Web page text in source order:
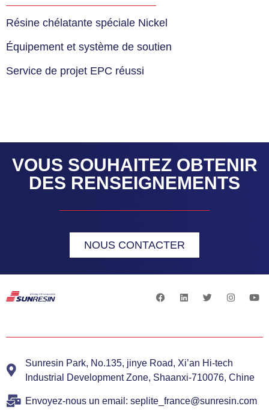
Résine chélatante spéciale Nickel
Équipement et système de soutien
Service de projet EPC réussi
VOUS SOUHAITEZ OBTENIR
DES RENSEIGNEMENTS
NOUS CONTACTER
Sunresin Park, No.135, jinye Road, Xi’an Hi-tech
Industrial Development Zone, Shaanxi-710076, Chine
Envoyez-nous un email: seplite_france@sunresin.com